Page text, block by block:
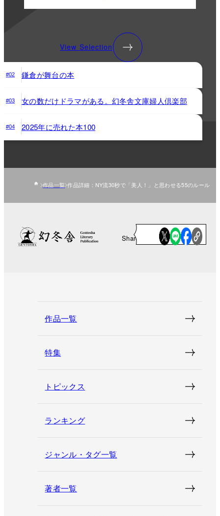
View Selection
#02 鎌倉が舞台の本
#03 女の数だけドラマがある。幻冬舎文庫婦人倶楽部
#04 2025年に売れた本100
作品一覧 作品詳細：NY流30秒で「美人！」と思わせる55のルール
Share
作品一覧
特集
トピックス
ランキング
ジャンル・タグ一覧
著者一覧